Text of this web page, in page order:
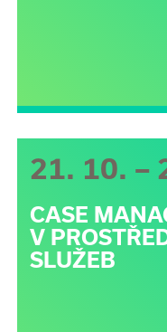
21. 10. –
CASE
V
SLUŽEB